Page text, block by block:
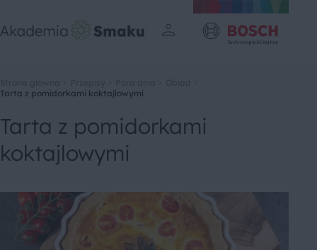
Tarta z pomidorkami koktajlowymi
Tarta z pomidorkami
koktajlowymi